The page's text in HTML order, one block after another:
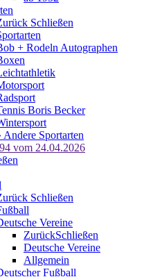
Schließen
+ Rodeln Autographen
Boris Becker
Andere Sportarten
vom 24.04.2026
Schließen
Vereine
ZurückSchließen
Deutsche Vereine
Allgemein
Fußball